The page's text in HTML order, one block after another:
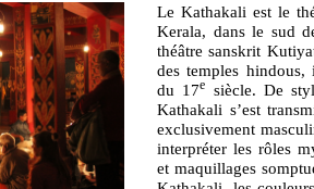
Le Kathakali est le
Kerala, dans le sud
théâtre sanskrit
des temples hindous,
du 17e
siècle. De
Kathakali s’est
exclusivement
interpréter les rôles
et maquillages